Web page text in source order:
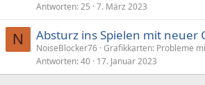
Antworten 25 7. März 2023
N Absturz ins Spielen mit neuer
NoiseBlocker76 Grafikkarten: Probleme
Antworten 40 17. Januar 2023